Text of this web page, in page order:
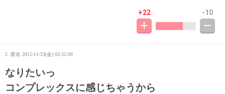
+22 -10
2. 匿名 2012/11/23(金) 03:55:09
なりたいっ
コンプレックスに感じちゃうから